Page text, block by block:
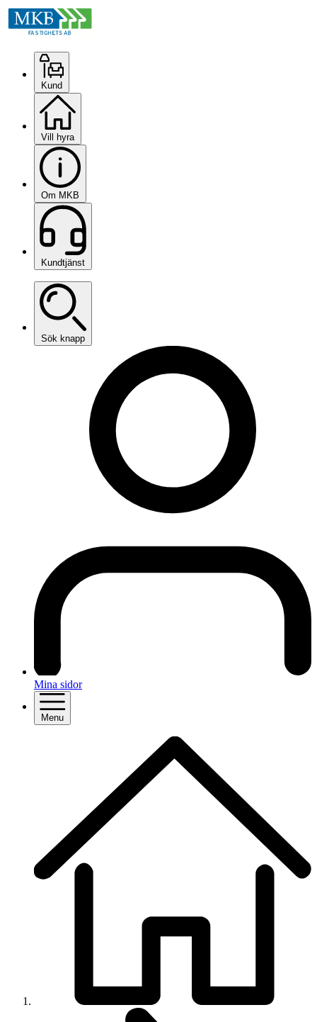
Kund
Vill hyra
Om MKB
Kundtjänst
Sök knapp
Mina sidor
Menu